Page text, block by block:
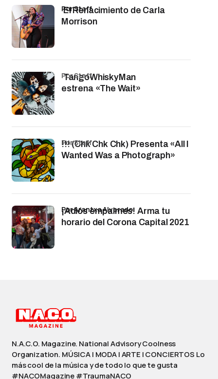
El Renacimiento de Carla
Morrison
por Staff
TangoWhiskyMan
estrena «The Wait»
por Staff
!!! (Chk Chk Chk) Presenta «All I
Wanted Was a Photograph»
por Staff
¡Adiós empalmes! Arma tu
horario del Corona Capital 2021
por Arantxa Alvarado
N.A.C.O. Magazine. National Advisory Coolness
Organization. MÚSICA | MODA | ARTE | CONCIERTOS Lo
más cool de la música y de todo lo que te gusta
#NACOMagazine #TraumaNACO